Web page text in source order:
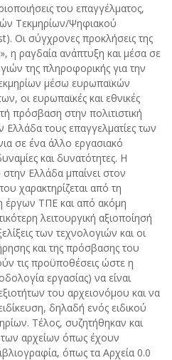
του επαγγέλματος,
Τεκμηρίων/Ψηφιακού
Οι σύγχρονες προκλήσεις της
η ραγδαία ανάπτυξη και μέσα σε
της πληροφορικής για την
μέσω ευρωπαϊκών
οι ευρωπαϊκές και εθνικές
πρόσβαση στην πολιτιστική
τους επαγγελματίες των
σε ένα άλλο εργασιακό
και δυνατότητες. Η
Ελλάδα μπαίνει στον
χαρακτηρίζεται από τη
έργων ΤΠΕ και από ακόμη
λειτουργική αξιοποίησή
των τεχνολογιών και οι
και της πρόσβασης του
τις προϋποθέσεις ώστε η
εργασίας) να είναι
του αρχειονόμου και να
δηλαδή ενός ειδικού
Τέλος, συζητήθηκαν και
των αρχείων όπως έχουν
όπως τα Αρχεία 0.0